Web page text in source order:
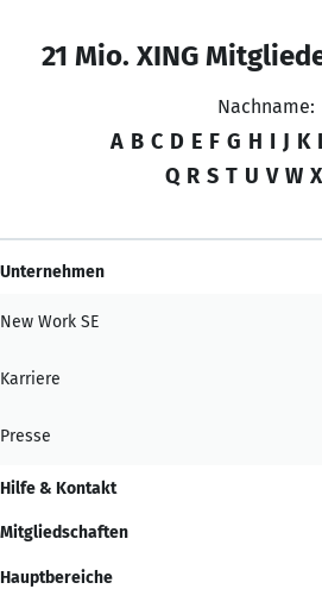
21 Mio. XING
Nachname:
A B C D E F G H I J K
Q R S T U V W X
Unternehmen
New Work SE
Karriere
Presse
Hilfe & Kontakt
Mitgliedschaften
Hauptbereiche